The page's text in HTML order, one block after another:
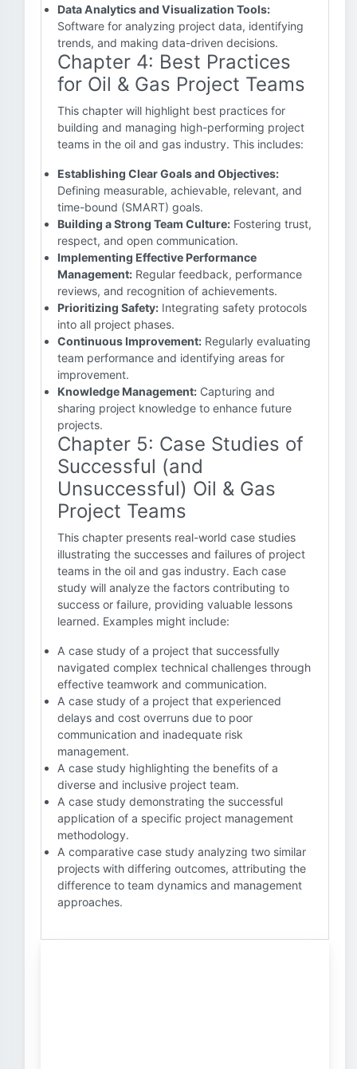
Data Analytics and Visualization Tools:
Software for analyzing project data, identifying
trends, and making data-driven decisions.
Chapter 4: Best Practices
for Oil & Gas Project Teams
This chapter will highlight best practices for
building and managing high-performing project
teams in the oil and gas industry. This includes:
Establishing Clear Goals and Objectives:
Defining measurable, achievable, relevant, and
time-bound (SMART) goals.
Building a Strong Team Culture: Fostering trust,
respect, and open communication.
Implementing Effective Performance
Management: Regular feedback, performance
reviews, and recognition of achievements.
Prioritizing Safety: Integrating safety protocols
into all project phases.
Continuous Improvement: Regularly evaluating
team performance and identifying areas for
improvement.
Knowledge Management: Capturing and
sharing project knowledge to enhance future
projects.
Chapter 5: Case Studies of
Successful (and
Unsuccessful) Oil & Gas
Project Teams
This chapter presents real-world case studies
illustrating the successes and failures of project
teams in the oil and gas industry. Each case
study will analyze the factors contributing to
success or failure, providing valuable lessons
learned. Examples might include:
A case study of a project that successfully
navigated complex technical challenges through
effective teamwork and communication.
A case study of a project that experienced
delays and cost overruns due to poor
communication and inadequate risk
management.
A case study highlighting the benefits of a
diverse and inclusive project team.
A case study demonstrating the successful
application of a specific project management
methodology.
A comparative case study analyzing two similar
projects with differing outcomes, attributing the
difference to team dynamics and management
approaches.